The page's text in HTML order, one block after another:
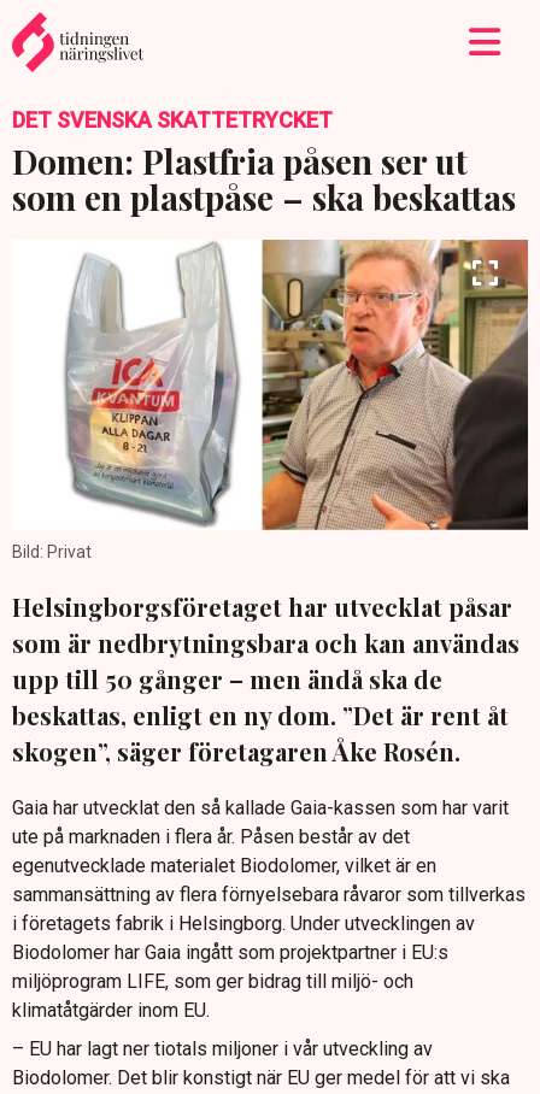
DET SVENSKA SKATTETRYCKET
Domen: Plastfria påsen ser ut
som en plastpåse – ska beskattas
Bild: Privat
Helsingborgsföretaget har utvecklat påsar
som är nedbrytningsbara och kan användas
upp till 50 gånger – men ändå ska de
beskattas, enligt en ny dom. ”Det är rent åt
skogen”, säger företagaren Åke Rosén.
Gaia har utvecklat den så kallade Gaia-kassen som har varit
ute på marknaden i flera år. Påsen består av det
egenutvecklade materialet Biodolomer, vilket är en
sammansättning av flera förnyelsebara råvaror som tillverkas
i företagets fabrik i Helsingborg. Under utvecklingen av
Biodolomer har Gaia ingått som projektpartner i EU:s
miljöprogram LIFE, som ger bidrag till miljö- och
klimatåtgärder inom EU.
– EU har lagt ner tiotals miljoner i vår utveckling av
Biodolomer. Det blir konstigt när EU ger medel för att vi ska